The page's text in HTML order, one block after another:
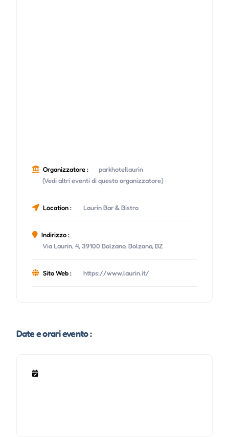
Organizzatore :
parkhotellaurin
(Vedi altri eventi di questo organizzatore)
Location : Laurin Bar & Bistro
Indirizzo :
Via Laurin, 4, 39100 Bolzano, Bolzano, BZ
Sito Web : https://www.laurin.it/
Date e orari evento :